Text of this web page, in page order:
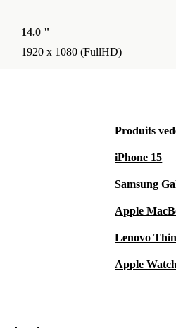
14.0 "
1920 x 1080 (FullHD)
Produits
iPhone 15
Samsung
Apple
Lenovo
Apple